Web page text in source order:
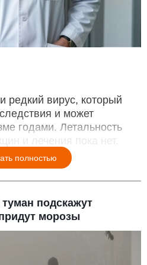
вирус, который
и может
годами. Летальность
и лечения пока нет.
полностью
подскажут
морозы